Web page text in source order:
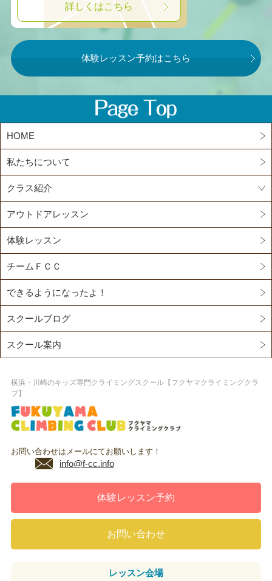
詳しくはこちら
体験レッスン予約はこちら
HOME
私たちについて
クラス紹介
アウトドアレッスン
体験レッスン
チームＦＣＣ
できるようになったよ！
スクールブログ
スクール案内
横浜・川崎のキッズ専門クライミングスクール【フクヤマクライミングクラ
ブ】
お問い合わせはメールにてお願いします！
info@f-cc.info
体験レッスン予約
お問い合わせ
レッスン会場